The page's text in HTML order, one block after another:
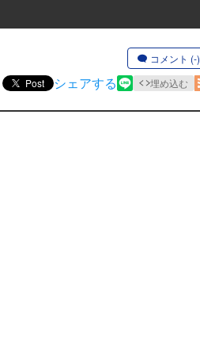
コメント (-)
Post シェアする 埋め込む